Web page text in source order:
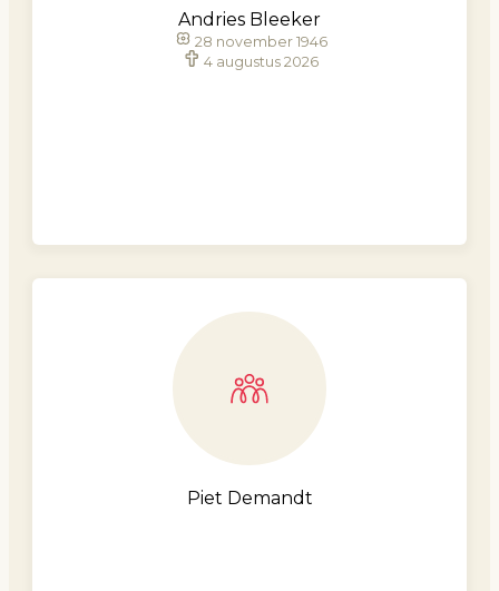
Andries Bleeker
28 november 1946
4 augustus 2026
Piet Demandt